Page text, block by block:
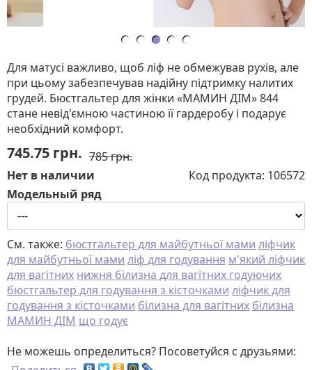
Для матусі важливо, щоб ліф не обмежував рухів, але
при цьому забезпечував надійну підтримку налитих
грудей. Бюстгальтер для жінки «МАМИН ДІМ» 844
стане невід'ємною частиною її гардеробу і подарує
необхідний комфорт.
745.75 грн. 785 грн.
Нет в наличии
Код продукта: 106572
Модельный ряд
См. также: бюстгальтер для майбутньої мами ліфчик
для майбутньої мами ліф для годування м'який ліфчик
для вагітних нижня білизна для вагітних годуючих
бюстгальтер для годування з кісточками ліфчик для
годування з кісточками білизна для вагітних білизна
МАМИН ДІМ що годує
Не можешь определиться? Посоветуйся с друзьями: